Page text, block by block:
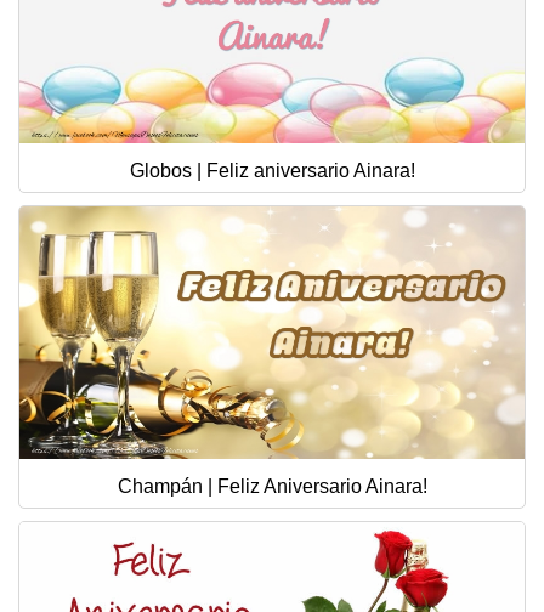
Globos | Feliz aniversario Ainara!
Champán | Feliz Aniversario Ainara!